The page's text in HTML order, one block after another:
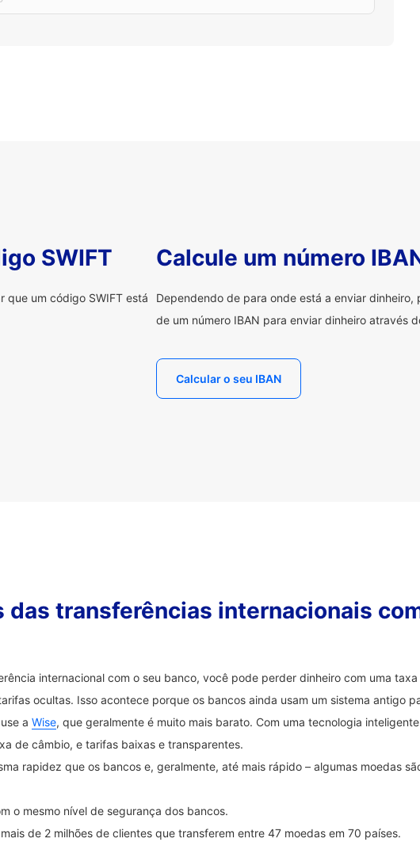
SWIFT
que um código SWIFT está
Calcule um número
Dependendo de para onde está a enviar dinheiro,
de um número IBAN para enviar dinheiro através
Calcular o seu IBAN
das transferências internacionais
internacional com o seu banco, você pode perder dinheiro com uma
ocultas. Isso acontece porque os bancos ainda usam um sistema antigo
a Wise, que geralmente é muito mais barato. Com uma tecnologia
de câmbio, e tarifas baixas e transparentes.
rapidez que os bancos e, geralmente, até mais rápido – algumas moedas
o mesmo nível de segurança dos bancos.
de 2 milhões de clientes que transferem entre 47 moedas em 70 países.